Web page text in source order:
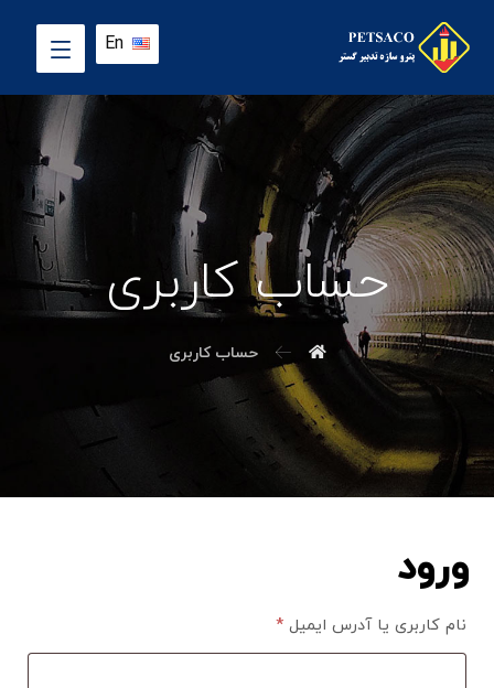
En
حساب کاربری
حساب کاربری
ورود
نام کاربری یا آدرس ایمیل*